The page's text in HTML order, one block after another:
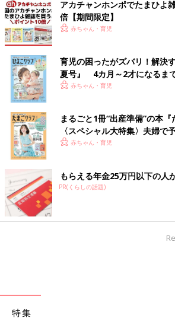
アカチャンホンポでたまひよ
倍【期間限定】
赤ちゃん・育児
育児の困ったがズバリ！解決
夏号』 4カ月～2才になるま
いっぱい！
赤ちゃん・育児
まるごと1冊“出産準備”の本『
〈スペシャル大特集〉夫婦で
赤ちゃん・育児
もらえる年金25万円以下の人
PR(くらしの話題)
特集